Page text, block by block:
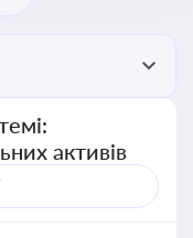
активів